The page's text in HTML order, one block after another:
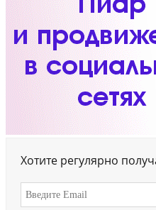
Хотите регулярно